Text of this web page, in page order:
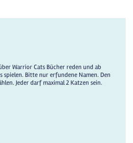
Warrior Cats Bücher reden und ab
spielen. Bitte nur erfundene Namen. Den
Jeder darf maximal 2 Katzen sein.